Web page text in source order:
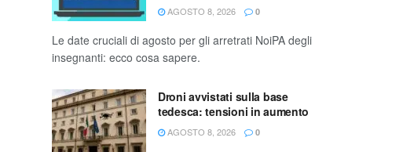
AGOSTO 8, 2026 0
Le date cruciali di agosto per gli arretrati NoiPA degli
insegnanti: ecco cosa sapere.
Droni avvistati sulla base
tedesca: tensioni in aumento
AGOSTO 8, 2026 0